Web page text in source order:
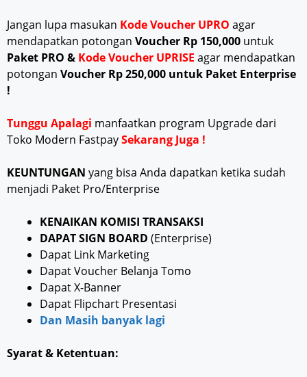
Jangan lupa masukan Kode Voucher UPRO agar
mendapatkan potongan Voucher Rp 150,000 untuk
Paket PRO & Kode Voucher UPRISE agar mendapatkan
potongan Voucher Rp 250,000 untuk Paket Enterprise
!
Tunggu Apalagi manfaatkan program Upgrade dari
Toko Modern FastpaySekarang Juga !
KEUNTUNGAN yang bisa Anda dapatkan ketika sudah
menjadi Paket Pro/Enterprise
KENAIKAN KOMISI TRANSAKSI
DAPAT SIGN BOARD (Enterprise)
Dapat Link Marketing
Dapat Voucher Belanja Tomo
Dapat X-Banner
Dapat Flipchart Presentasi
Dan Masih banyak lagi
Syarat & Ketentuan: